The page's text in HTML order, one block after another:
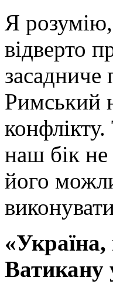
Я
відверто
засадниче
Римський
наш бік
його
«Україна,
Ватикану